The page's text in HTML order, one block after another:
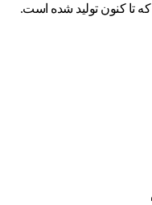
تا كنون توليد شده است.